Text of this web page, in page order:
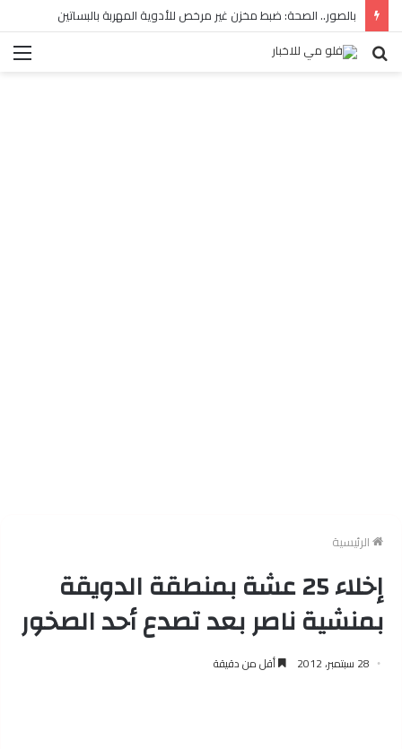
بالصور.. الصحة: ضبط مخزن غير مرخص للأدوية المهربة بالبساتين
بحث
الرئيسية
إخلاء 25 عشة بمنطقة الدويقة
بمنشية ناصر بعد تصدع أحد الصخور
28 سبتمبر، 2012 أقل من دقيقة